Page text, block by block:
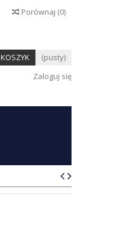
Porównaj (0)
KOSZYK
(pusty)
Zaloguj się